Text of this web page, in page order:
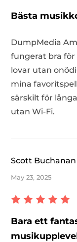
Bästa
DumpMedia
fungerat bra för
lovar utan
mina
särskilt för
utan Wi-Fi.
Scott Buchanan
May 23, 2025
Bara ett